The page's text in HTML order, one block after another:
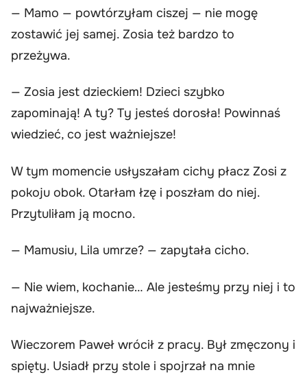
— Mamo — powtórzyłam ciszej — nie mogę
zostawić jej samej. Zosia też bardzo to
przeżywa.
— Zosia jest dzieckiem! Dzieci szybko
zapominają! A ty? Ty jesteś dorosła! Powinnaś
wiedzieć, co jest ważniejsze!
W tym momencie usłyszałam cichy płacz Zosi z
pokoju obok. Otarłam łzę i poszłam do niej.
Przytuliłam ją mocno.
— Mamusiu, Lila umrze? — zapytała cicho.
— Nie wiem, kochanie… Ale jesteśmy przy niej i to
najważniejsze.
Wieczorem Paweł wrócił z pracy. Był zmęczony i
spięty. Usiadł przy stole i spojrzał na mnie